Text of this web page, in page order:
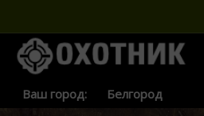
Ваш город: